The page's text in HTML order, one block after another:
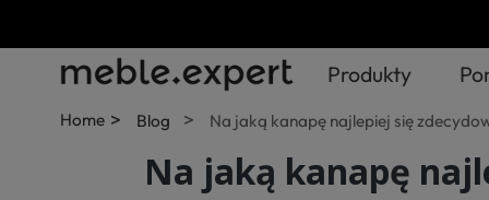
Produkty
Home > Blog > Na jaką kanapę najlepiej się
Na jaką kanapę